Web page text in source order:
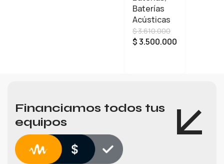
IP52KH4
MNB
CON
HARDWA
Baterías
Acústicas
$3.610.000
$3.500.000
Financiamos todos tus
equipos